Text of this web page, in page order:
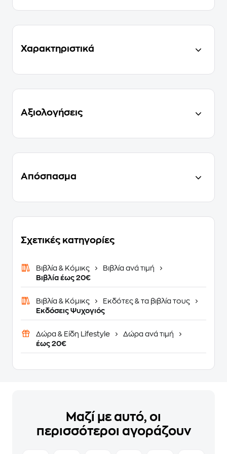
Χαρακτηριστικά
Αξιολογήσεις
Απόσπασμα
Σχετικές κατηγορίες
Βιβλία & Κόμικς
Βιβλία ανά τιμή
Βιβλία έως 20€
Βιβλία & Κόμικς
Εκδότες & τα βιβλία τους
Εκδόσεις Ψυχογιός
Δώρα & Είδη Lifestyle
Δώρα ανά τιμή
έως 20€
Μαζί με αυτό, οι
περισσότεροι αγοράζουν